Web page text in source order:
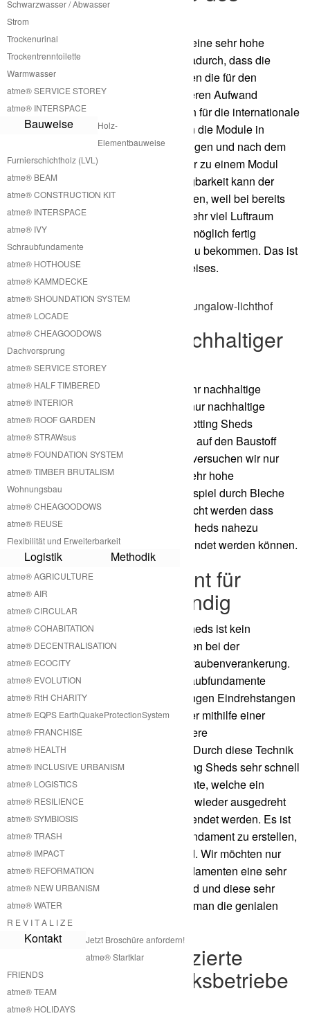
Schwarzwasser / Abwasser
Strom
Trockenurinal
Trockentrenntoilette
Warmwasser
atme® SERVICE STOREY
atme® INTERSPACE
Bauweise
Holz-
Elementbauweise
Furnierschichtholz (LVL)
atme® BEAM
atme® CONSTRUCTION KIT
atme® INTERSPACE
atme® IVY
Schraubfundamente
atme® HOTHOUSE
atme® KAMMDECKE
atme® SHOUNDATION SYSTEM
atme® LOCADE
atme® CHEAGOODOWS
Dachvorsprung
atme® SERVICE STOREY
atme® HALF TIMBERED
atme® INTERIOR
atme® ROOF GARDEN
atme® STRAWsus
atme® FOUNDATION SYSTEM
atme® TIMBER BRUTALISM
Wohnungsbau
atme® CHEAGOODOWS
atme® REUSE
Flexibilität und Erweiterbarkeit
Logistik Methodik
atme® AGRICULTURE
atme® AIR
atme® CIRCULAR
atme® COHABITATION
atme® DECENTRALISATION
atme® ECOCITY
atme® EVOLUTION
atme® RtH CHARITY
atme® EQPS EarthQuakeProtectionSystem
atme® FRANCHISE
atme® HEALTH
atme® INCLUSIVE URBANISM
atme® LOGISTICS
atme® RESILIENCE
atme® SYMBIOSIS
atme® TRASH
atme® IMPACT
atme® REFORMATION
atme® NEW URBANISM
atme® WATER
R E V I T A L I Z E
Kontakt
Jetzt Broschüre anfordern!
atme® Startklar
FRIENDS
atme® TEAM
atme® HOLIDAYS
Potting Shed
Die Module des Potting Shed haben eine sehr hohe
Mobilität. Diese wird bewerkstelligt dadurch, dass die
Module nur die maximale Größe haben die für den
normalen Straßenverkehr ohne größeren Aufwand
zulässig ist. Unsere Module sind auch für die internationale
Seefracht angepasst. Dafür kann man die Module in
dementsprechend kleinere Teile zerlegen und nach dem
Transport in dem Seecontainer wieder zu einem Modul
zusammenbauen. Durch diese Zerlegbarkeit kann der
Transport sehr effizient gestaltet werden, weil bei bereits
fertig zusammengebauten Modulen sehr viel Luftraum
transportiert wird. Es ist jedoch auch möglich fertig
zusammengebaute Module geliefert zu bekommen. Das ist
letztendlich immer eine Frage des Preises.
Potting Shed mit nachhaltiger
Bauweise
Unsere Potting Sheds haben eine sehr nachhaltige
Bauweise. Das liegt daran, dass wir nur nachhaltige
Baustoffe für die Fertigung unserer Potting Sheds
verwenden. Wir setzen hauptsächlich auf den Baustoff
Holz und Holzwerkstoffe. Ansonsten versuchen wir nur
Materialien zu verwenden, die eine sehr hohe
Recycelbarkeit nachweisen. Zum Beispiel durch Bleche
wie Aluminium, Kupfer etc. kann erreicht werden dass
nach der Lebenszeit unsere Potting Sheds nahezu
vollständig recycelt und wieder verwendet werden können.
Kein Betonfundament für
Potting Shed notwendig
Für die Installation unserer Potting Sheds ist kein
Betonfundament notwendig. Wir setzen bei der
Fundamentierung auf clevere Erdschraubenverankerung.
Diese Erdschrauben oder auch Schraubfundamente
können per Hand mit der Hilfe von langen Eindrehstangen
in den Boden per gedreht werden oder mithilfe einer
kleinen ein Drehmaschine auch größere
Schraubfundamente gesetzt werden. Durch diese Technik
ist man mit dem Aufbau unserer Potting Sheds sehr schnell
und auch sehr flexibel. Die Fundamente, welche ein
gedreht werden, können später leicht wieder ausgedreht
werden und an anderen Stellen verwendet werden. Es ist
aber auch möglich sich ein Streifenfundament zu erstellen,
auf das das Potting Shed gestellt wird. Wir möchten nur
darauf hinweisen, dass bei Betonfundamenten eine sehr
große Menge von CO2 freigesetzt wird und diese sehr
leicht eingespart werden kann, wenn man die genialen
Schraubfundamente verwendet.
Aufbau durch zertifizierte
Franchise Handwerksbetriebe
für Potting Shed